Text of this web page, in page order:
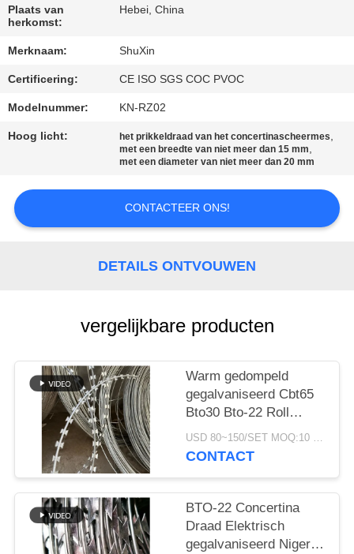
MET
ONS
NIEUWS
OFFERTE
AANVRAGEN
Plaats van
herkomst:
Hebei, China
Merknaam: ShuXin
Certificering: CE ISO SGS COC PVOC
Modelnummer: KN-RZ02
Hoog licht: het prikkeldraad van het concertinascheermes,
met een breedte van niet meer dan 15 mm,
met een diameter van niet meer dan 20 mm
CONTACTEER ONS!
DETAILS ONTVOUWEN
vergelijkbare producten
Warm gedompeld
gegalvaniseerd Cbt65
Bto30 Bto-22 Roll
Concertina Double
Strand Razor Blade
USD 80~150/SET MOQ:10 ton
CONTACT
BTO-22 Concertina
Draad Elektrisch
gegalvaniseerd Nigeria